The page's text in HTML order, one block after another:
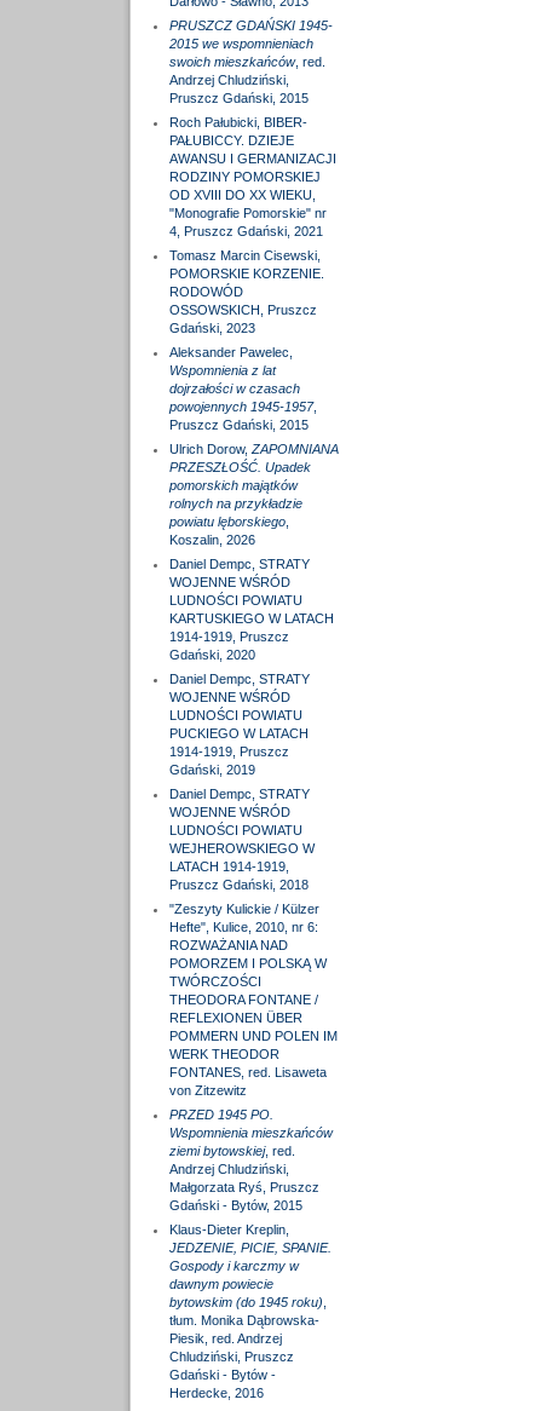
PRUSZCZ GDAŃSKI 1945-
2015 we wspomnieniach
swoich mieszkańców, red.
Andrzej Chludziński,
Pruszcz Gdański, 2015
Roch Pałubicki, BIBER-
PAŁUBICCY. DZIEJE
AWANSU I GERMANIZACJI
RODZINY POMORSKIEJ
OD XVIII DO XX WIEKU,
"Monografie Pomorskie" nr
4, Pruszcz Gdański, 2021
Tomasz Marcin Cisewski,
POMORSKIE KORZENIE.
RODOWÓD
OSSOWSKICH, Pruszcz
Gdański, 2023
Aleksander Pawelec,
Wspomnienia z lat
dojrzałości w czasach
powojennych 1945-1957,
Pruszcz Gdański, 2015
Ulrich Dorow, ZAPOMNIANA
PRZESZŁOŚĆ. Upadek
pomorskich majątków
rolnych na przykładzie
powiatu lęborskiego,
Koszalin, 2026
Daniel Dempc, STRATY
WOJENNE WŚRÓD
LUDNOŚCI POWIATU
KARTUSKIEGO W LATACH
1914-1919, Pruszcz
Gdański, 2020
Daniel Dempc, STRATY
WOJENNE WŚRÓD
LUDNOŚCI POWIATU
PUCKIEGO W LATACH
1914-1919, Pruszcz
Gdański, 2019
Daniel Dempc, STRATY
WOJENNE WŚRÓD
LUDNOŚCI POWIATU
WEJHEROWSKIEGO W
LATACH 1914-1919,
Pruszcz Gdański, 2018
"Zeszyty Kulickie / Külzer
Hefte", Kulice, 2010, nr 6:
ROZWAŻANIA NAD
POMORZEM I POLSKĄ W
TWÓRCZOŚCI
THEODORA FONTANE /
REFLEXIONEN ÜBER
POMMERN UND POLEN IM
WERK THEODOR
FONTANES, red. Lisaweta
von Zitzewitz
PRZED 1945 PO.
Wspomnienia mieszkańców
ziemi bytowskiej, red.
Andrzej Chludziński,
Małgorzata Ryś, Pruszcz
Gdański - Bytów, 2015
Klaus-Dieter Kreplin,
JEDZENIE, PICIE, SPANIE.
Gospody i karczmy w
dawnym powiecie
bytowskim (do 1945 roku)
tłum. Monika Dąbrowska-
Piesik, red. Andrzej
Chludziński, Pruszcz
Gdański - Bytów -
Herdecke, 2016